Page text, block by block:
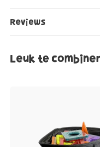
Reviews
Leuk te